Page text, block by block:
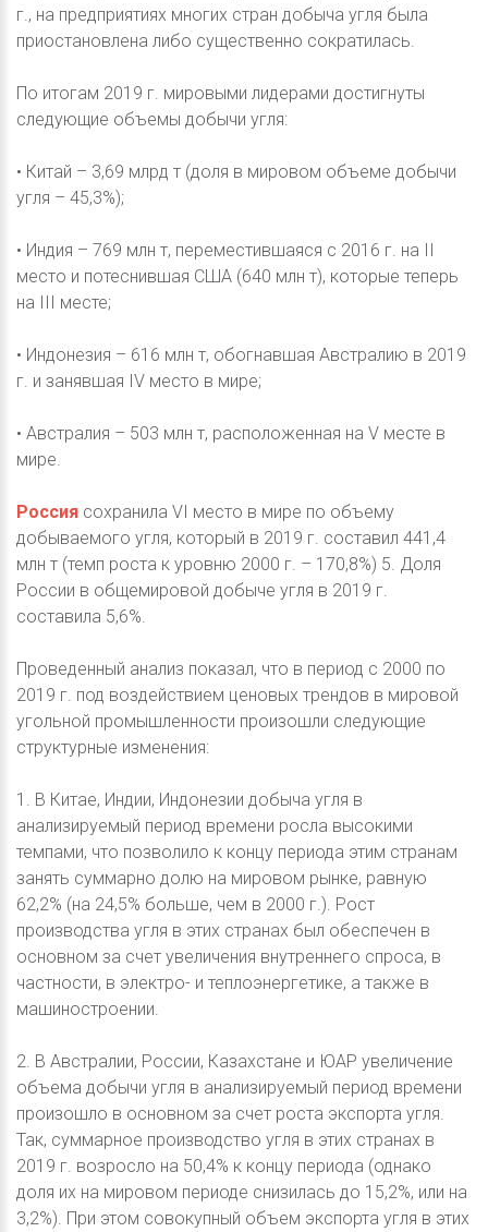
г., на предприятиях многих стран добыча угля была
приостановлена либо существенно сократилась.
По итогам 2019 г. мировыми лидерами достигнуты
следующие объемы добычи угля:
• Китай – 3,69 млрд т (доля в мировом объеме добычи
угля – 45,3%);
• Индия – 769 млн т, переместившаяся с 2016 г. на II
место и потеснившая США (640 млн т), которые теперь
на III месте;
• Индонезия – 616 млн т, обогнавшая Австралию в 2019
г. и занявшая IV место в мире;
• Австралия – 503 млн т, расположенная на V месте в
мире.
Россия сохранила VI место в мире по объему
добываемого угля, который в 2019 г. составил 441,4
млн т (темп роста к уровню 2000 г. – 170,8%) 5. Доля
России в общемировой добыче угля в 2019 г.
составила 5,6%.
Проведенный анализ показал, что в период с 2000 по
2019 г. под воздействием ценовых трендов в мировой
угольной промышленности произошли следующие
структурные изменения:
1. В Китае, Индии, Индонезии добыча угля в
анализируемый период времени росла высокими
темпами, что позволило к концу периода этим странам
занять суммарно долю на мировом рынке, равную
62,2% (на 24,5% больше, чем в 2000 г.). Рост
производства угля в этих странах был обеспечен в
основном за счет увеличения внутреннего спроса, в
частности, в электро- и теплоэнергетике, а также в
машиностроении.
2. В Австралии, России, Казахстане и ЮАР увеличение
объема добычи угля в анализируемый период времени
произошло в основном за счет роста экспорта угля.
Так, суммарное производство угля в этих странах в
2019 г. возросло на 50,4% к концу периода (однако
доля их на мировом периоде снизилась до 15,2%, или на
3,2%). При этом совокупный объем экспорта угля в этих